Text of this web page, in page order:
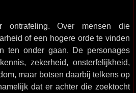
ontrafeling. Over mensen die
of een hogere orde te vinden
ten onder gaan. De personages
zekerheid, onsterfelijkheid,
maar botsen daarbij telkens op
dat er achter die zoektocht